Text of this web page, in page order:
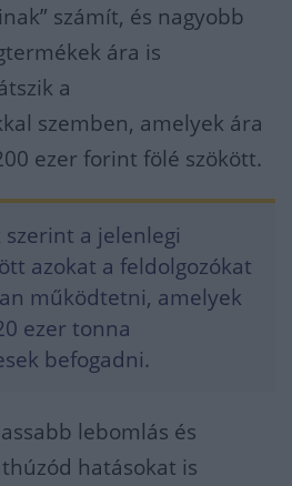
számít, és nagyobb
ára is
a
szemben, amelyek ára
ezer forint fölé szökött.
szerint a jelenlegi
azokat a feldolgozókat
működtetni, amelyek
ezer tonna
befogadni.
lebomlás és
hatásokat is